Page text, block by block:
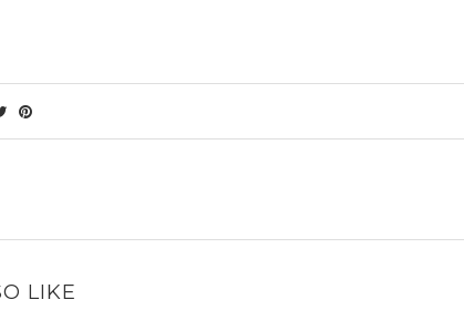
LIKE